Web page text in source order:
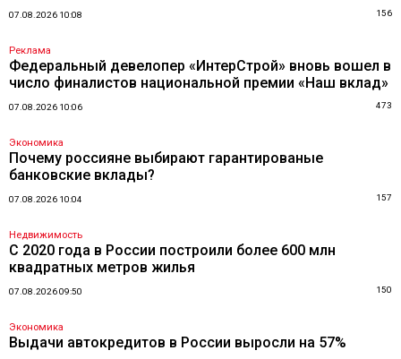
07.08.2026 10:08 156
Реклама
Федеральный девелопер «ИнтерСтрой» вновь вошел в
число финалистов национальной премии «Наш вклад»
07.08.2026 10:06 473
Экономика
Почему россияне выбирают гарантированые
банковские вклады?
07.08.2026 10:04 157
Недвижимость
С 2020 года в России построили более 600 млн
квадратных метров жилья
07.08.2026 09:50 150
Экономика
Выдачи автокредитов в России выросли на 57%